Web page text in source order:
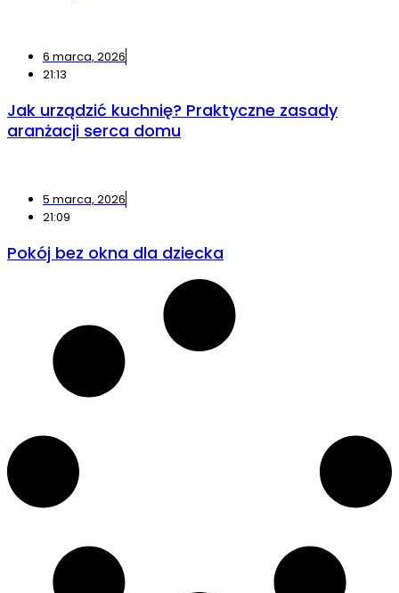
6 marca, 2026
21:13
Jak urządzić kuchnię? Praktyczne zasady
aranżacji serca domu
5 marca, 2026
21:09
Pokój bez okna dla dziecka